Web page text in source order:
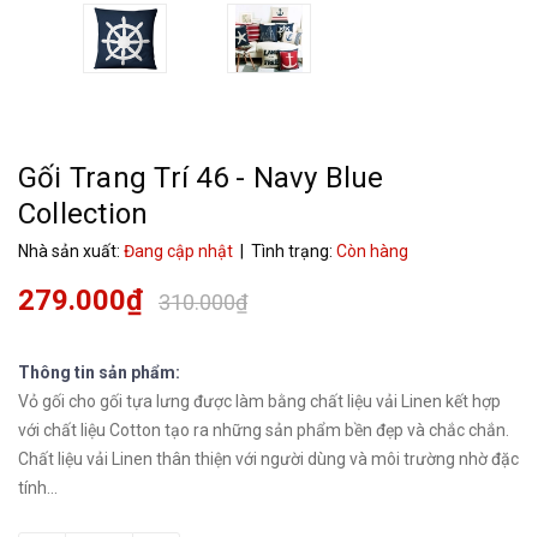
Gối Trang Trí 46 - Navy Blue
Collection
Nhà sản xuất: Đang cập nhật | Tình trạng: Còn hàng
279.000₫ 310.000₫
Thông tin sản phẩm:
Vỏ gối cho gối tựa lưng được làm bằng chất liệu vải Linen kết hợp
với chất liệu Cotton tạo ra những sản phẩm bền đẹp và chắc chắn.
Chất liệu vải Linen thân thiện với người dùng và môi trường nhờ đặc
tính...